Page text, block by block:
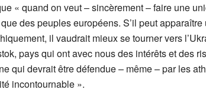
« quand on veut – sincèrement – faire une
des peuples européens. S’il peut
il vaudrait mieux se tourner vers
pays qui ont avec nous des intérêts et des
qui devrait être défendue – même – par les
incontournable ».